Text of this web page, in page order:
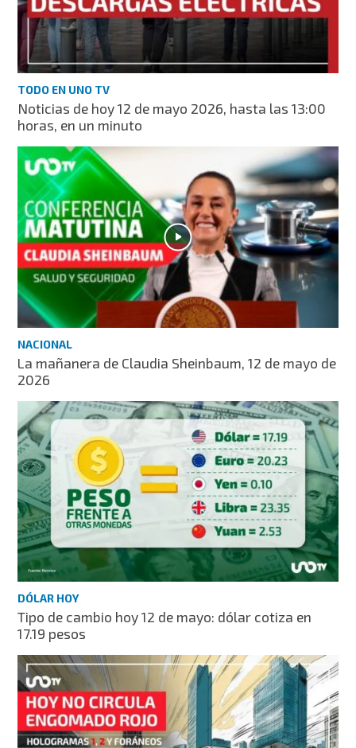
TODO EN UNO TV
Noticias de hoy 12 de mayo 2026, hasta las 13:00
horas, en un minuto
NACIONAL
La mañanera de Claudia Sheinbaum, 12 de mayo de
2026
DÓLAR HOY
Tipo de cambio hoy 12 de mayo: dólar cotiza en
17.19 pesos